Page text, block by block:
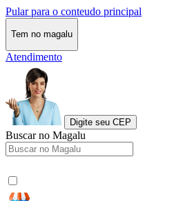
Pular para o conteudo principal
Tem no magalu
Atendimento
Digite seu CEP
Buscar no Magalu